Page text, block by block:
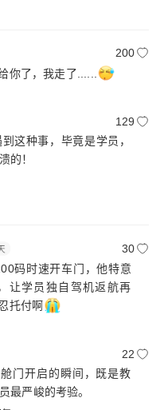
200
你了，我走了......
129
这种事，毕竟是学员，
的！
30
码时速开车门，他特意
让学员独自驾机返航再
托付啊
22
门开启的瞬间，既是教
最严峻的考验。